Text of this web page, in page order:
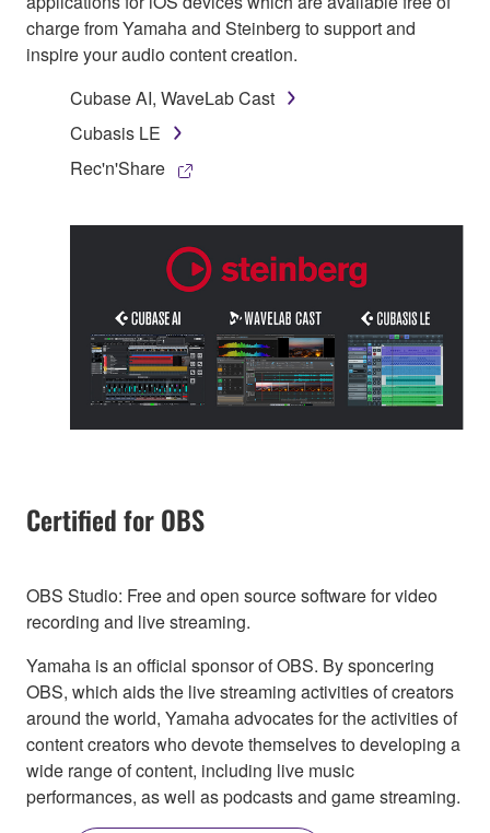
charge from Yamaha and Steinberg to support and
inspire your audio content creation.
Cubase AI, WaveLab Cast
Cubasis LE
Rec'n'Share
Certified for OBS
OBS Studio: Free and open source software for video
recording and live streaming.
Yamaha is an official sponsor of OBS. By sponcering
OBS, which aids the live streaming activities of creators
around the world, Yamaha advocates for the activities of
content creators who devote themselves to developing a
wide range of content, including live music
performances, as well as podcasts and game streaming.